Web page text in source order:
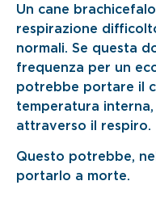
Un cane
respirazione
normali. Se questa
frequenza per un
potrebbe portare il
temperatura interna,
attraverso il respiro.
Questo potrebbe,
portarlo a morte.